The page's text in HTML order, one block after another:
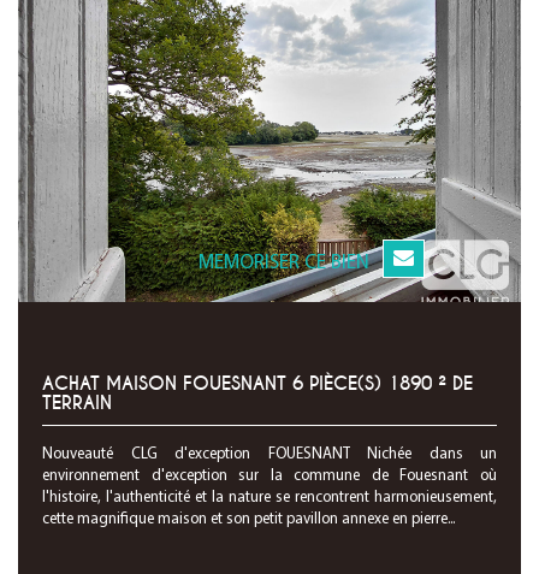
MEMORISER CE BIEN
ACHAT MAISON FOUESNANT 6 PIÈCE(S) 1890 ² DE
TERRAIN
Nouveauté CLG d'exception FOUESNANT Nichée dans un
environnement d'exception sur la commune de Fouesnant où
l'histoire, l'authenticité et la nature se rencontrent harmonieusement,
cette magnifique maison et son petit pavillon annexe en pierre...